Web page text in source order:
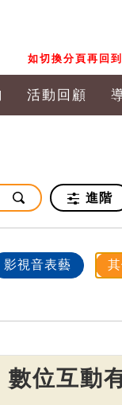
如切換分頁再回
活動回顧
進階
影視音表藝
數位互